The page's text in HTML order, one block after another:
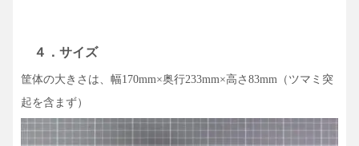
４．サイズ
筐体の大きさは、幅170mm×奥行233mm×高さ 83mm （ツマミ突
起を含まず）